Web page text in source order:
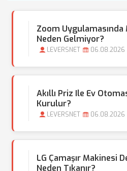
Zoom
Neden Gelmiyor?
LEVERSNET 06.08.2026
Akıllı Priz Ile Ev
Kurulur?
LEVERSNET 06.08.2026
LG Çamaşır Makinesi
Neden Tıkanır?